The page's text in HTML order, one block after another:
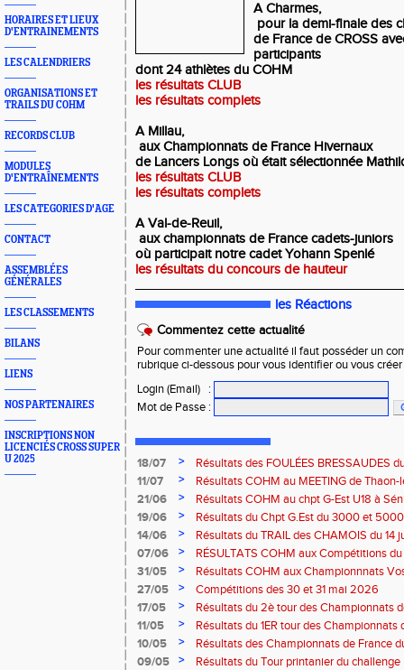
HORAIRES ET LIEUX
D'ENTRAINEMENTS
LES CALENDRIERS
ORGANISATIONS ET
TRAILS DU COHM
RECORDS CLUB
MODULES
D'ENTRAÎNEMENTS
LES CATEGORIES D'AGE
CONTACT
ASSEMBLÉES
GÉNÉRALES
LES CLASSEMENTS
BILANS
LIENS
NOS PARTENAIRES
INSCRIPTIONS NON
LICENCIÉS CROSS SUPER
U 2025
A Charmes,
pour la demi-finale des
de France de CROSS
participants
dont 24 athlètes du COHM
les résultats CLUB
les résultats complets
A Millau,
aux Championnats de France Hivernaux
de Lancers Longs où était sélectionnée
les résultats CLUB
les résultats complets
A Val-de-Reuil,
aux championnats de France cadets-juniors
où participait notre cadet Yohann Spenlé
les résultats du concours de hauteur
les Réactions
Commentez cette actualité
Pour commenter une actualité il faut posséder un
rubrique ci-dessous pour vous identifier ou vous
Login (Email)
:
Mot de Passe :
18/07 >
Résultats des FOULÉES BRESSAUDES
Bresse
11/07 >
Résultats COHM au MEETING de Thaon-
2026
21/06 >
Résultats COHM au chpt G-Est U18 à
2026
19/06 >
Résultats du Chpt G.Est du 3000 et
Amneville
14/06 >
Résultats du TRAIL des CHAMOIS du 14
Moselotte
07/06 >
RÉSULTATS COHM aux Compétitions
31/05
>
Résultats COHM aux Championnnats
Masters du 31 mai 2026 à Remiremont
27/05 >
Compétitions des 30 et 31 mai 2026
17/05
>
Résultats du 2è tour des Championnats
région G-Est du 17 mai 2025 à
11/05 >
Résultats du 1ER tour des Championnats
Thaon-les Vosges
10/05 >
Résultats des Championnats de France
Marathon du 10 mai à Troyes
09/05 >
Résultats du Tour printanier du